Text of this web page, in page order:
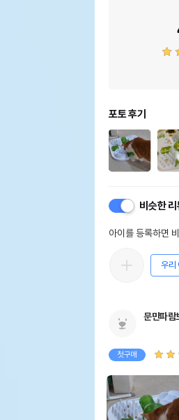
포토 후기
비슷한
아이를 등록하면
우리
문만파람
첫구매